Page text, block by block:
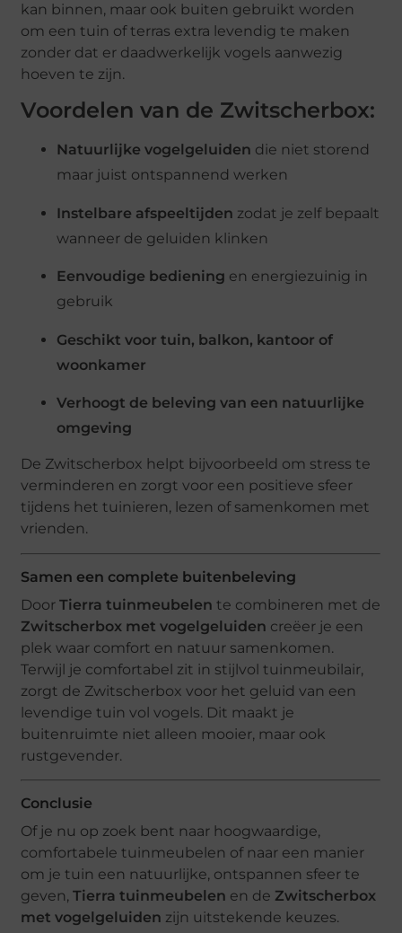
kan binnen, maar ook buiten gebruikt worden
om een tuin of terras extra levendig te maken
zonder dat er daadwerkelijk vogels aanwezig
hoeven te zijn.
Voordelen van de Zwitscherbox:
Natuurlijke vogelgeluiden die niet storend
maar juist ontspannend werken
Instelbare afspeeltijden zodat je zelf bepaalt
wanneer de geluiden klinken
Eenvoudige bediening en energiezuinig in
gebruik
Geschikt voor tuin, balkon, kantoor of
woonkamer
Verhoogt de beleving van een natuurlijke
omgeving
De Zwitscherbox helpt bijvoorbeeld om stress te
verminderen en zorgt voor een positieve sfeer
tijdens het tuinieren, lezen of samenkomen met
vrienden.
Samen een complete buitenbeleving
DoorTierra tuinmeubelen te combineren met de
Zwitscherbox met vogelgeluiden creëer je een
plek waar comfort en natuur samenkomen.
Terwijl je comfortabel zit in stijlvol tuinmeubilair,
zorgt de Zwitscherbox voor het geluid van een
levendige tuin vol vogels. Dit maakt je
buitenruimte niet alleen mooier, maar ook
rustgevender.
Conclusie
Of je nu op zoek bent naar hoogwaardige,
comfortabele tuinmeubelen of naar een manier
om je tuin een natuurlijke, ontspannen sfeer te
geven,Tierra tuinmeubelen en de Zwitscherbox
met vogelgeluiden zijn uitstekende keuzes.